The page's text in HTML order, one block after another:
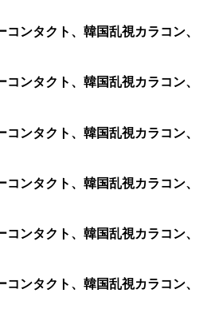
ンタクト、韓国乱視カラコン、
ンタクト、韓国乱視カラコン、
ンタクト、韓国乱視カラコン、
ンタクト、韓国乱視カラコン、
ンタクト、韓国乱視カラコン、
ンタクト、韓国乱視カラコン、